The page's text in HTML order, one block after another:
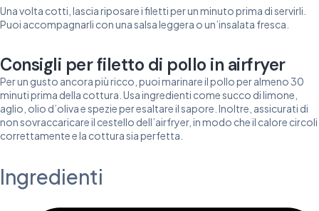
Una volta cotti, lascia riposare i filetti per un minuto prima di servirli.
Puoi accompagnarli con una salsa leggera o un’insalata fresca.
Consigli per filetto di pollo in airfryer
Per un gusto ancora più ricco, puoi marinare il pollo per almeno 30
minuti prima della cottura. Usa ingredienti come succo di limone,
aglio, olio d’oliva e spezie per esaltare il sapore. Inoltre, assicurati di
non sovraccaricare il cestello dell’airfryer, in modo che il calore circoli
correttamente e la cottura sia perfetta.
Ingredienti